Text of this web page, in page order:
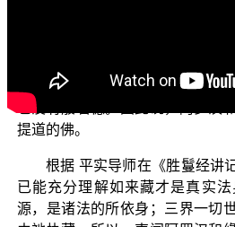
五分功德，只能方便说具有五分
也没有般若德。因此说，阿罗汉
提道的佛。
根据 平实导师在《胜鬘经讲
已能充分理解如来藏才是真实
源，是诸法的所依身；三界一切